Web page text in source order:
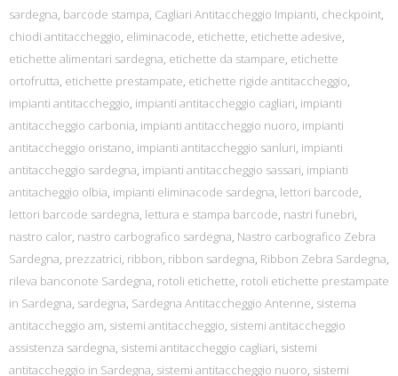
sardegna, barcode stampa, Cagliari Antitaccheggio Impianti, checkpoint,
chiodi antitaccheggio, eliminacode, etichette, etichette adesive,
etichette alimentari sardegna, etichette da stampare, etichette
ortofrutta, etichette prestampate, etichette rigide antitaccheggio,
impianti antitaccheggio, impianti antitaccheggio cagliari, impianti
antitaccheggio carbonia, impianti antitaccheggio nuoro, impianti
antitaccheggio oristano, impianti antitaccheggio sanluri, impianti
antitaccheggio sardegna, impianti antitaccheggio sassari, impianti
antitacheggio olbia, impianti eliminacode sardegna, lettori barcode,
lettori barcode sardegna, lettura e stampa barcode, nastri funebri,
nastro calor, nastro carbografico sardegna, Nastro carbografico Zebra
Sardegna, prezzatrici, ribbon, ribbon sardegna, Ribbon Zebra Sardegna,
rileva banconote Sardegna, rotoli etichette, rotoli etichette prestampate
in Sardegna, sardegna, Sardegna Antitaccheggio Antenne, sistema
antitaccheggio am, sistemi antitaccheggio, sistemi antitaccheggio
assistenza sardegna, sistemi antitaccheggio cagliari, sistemi
antitaccheggio in Sardegna, sistemi antitaccheggio nuoro, sistemi